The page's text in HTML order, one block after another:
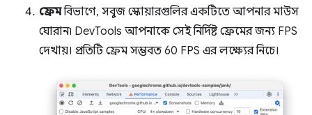
ফ্রেমবিভাগে, সবুজ স্কোয়ারগুলির একটিতে আপনার মাউস
ঘোরান৷ DevTools আপনাকে সেই নির্দিষ্ট ফ্রেমের জন্য FPS
দেখায়। প্রতিটি ফ্রেম সম্ভবত 60 FPS এর লক্ষ্যের নিচে।